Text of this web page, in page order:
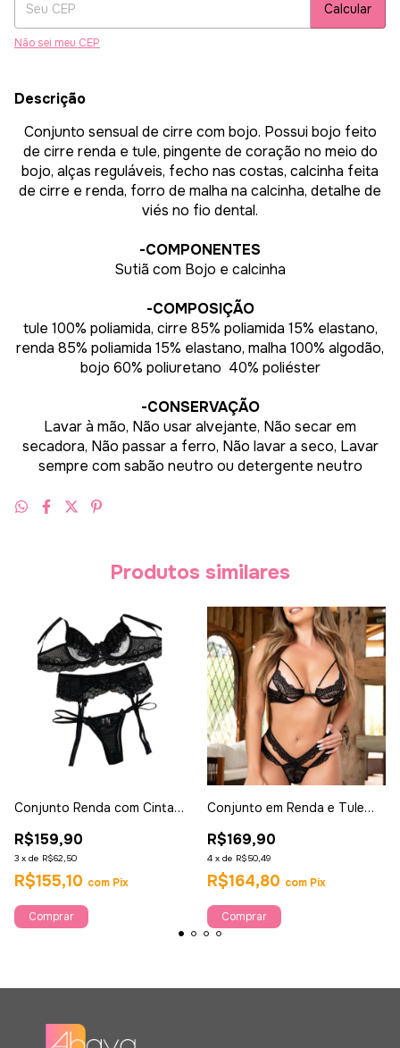
Calcular
Não sei meu CEP
Descrição
Conjunto sensual de cirre com bojo. Possui bojo feito
de cirre renda e tule, pingente de coração no meio do
bojo, alças reguláveis, fecho nas costas, calcinha feita
de cirre e renda, forro de malha na calcinha, detalhe de
viés no fio dental.
-COMPONENTES
Sutiã com Bojo e calcinha
-COMPOSIÇÃO
tule 100% poliamida, cirre 85% poliamida 15% elastano,
renda 85% poliamida 15% elastano, malha 100% algodão,
bojo 60% poliuretano 40% poliéster
-CONSERVAÇÃO
Lavar à mão, Não usar alvejante, Não secar em
secadora, Não passar a ferro, Não lavar a seco, Lavar
sempre com sabão neutro ou detergente neutro
Produtos similares
Conjunto Renda com Cinta
R$159,90
3 x de R$62,50
R$155,10 com Pix
Comprar
Conjunto em Renda e Tule
R$169,90
4 x de R$50,49
R$164,80 com Pix
Comprar